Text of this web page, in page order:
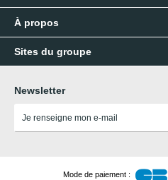
À propos
Sites du groupe
Newsletter
Mode de paiement :